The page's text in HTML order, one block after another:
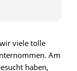
viele tolle
Am
haben,